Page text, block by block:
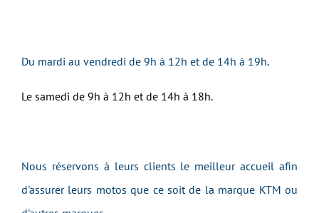
Du mardi au vendredi de 9h à 12h et de 14h à 19h.
Le samedi de 9h à 12h et de 14h à 18h.
Nous réservons à leurs clients le meilleur accueil afin
d'assurer leurs motos que ce soit de la marque KTM ou